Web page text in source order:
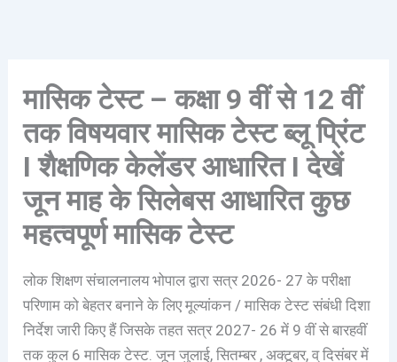
मासिक टेस्ट – कक्षा 9 वीं से 12 वीं
तक विषयवार मासिक टेस्ट ब्लू प्रिंट
I शैक्षणिक केलेंडर आधारित I देखें
जून माह के सिलेबस आधारित कुछ
महत्वपूर्ण मासिक टेस्ट
लोक शिक्षण संचालनालय भोपाल द्वारा सत्र 2026- 27 के परीक्षा
परिणाम को बेहतर बनाने के लिए मूल्यांकन / मासिक टेस्ट संबंधी दिशा
निर्देश जारी किए हैं जिसके तहत सत्र 2027- 26 में 9 वीं से बारहवीं
तक कुल 6 मासिक टेस्ट. जून जुलाई, सितम्बर , अक्टूबर, व् दिसंबर में